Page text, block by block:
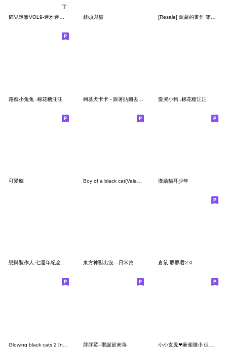
貓兒迷雅VOL9-迷雅迷雅化(隨你填) 枕頭與貓 [Resale] 派蒙的畫作 第三彈
路痴小兔兔 .棉花糖汪汪 愛哭小狗 .棉花糖汪汪
可愛臉 傲嬌貓耳少年
戀與製作人-七週年紀念快樂！ 東方神獸出沒—日常篇 倉鼠-豚豚君2.0
胖胖鯊- 聖誕節來嚕